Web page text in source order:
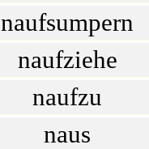
naufsumpern
naufziehe
naufzu
naus